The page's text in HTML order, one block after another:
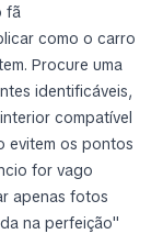
fã
como o carro
Procure uma
identificáveis,
compatível
evitem os pontos
for vago
apenas fotos
na perfeição"